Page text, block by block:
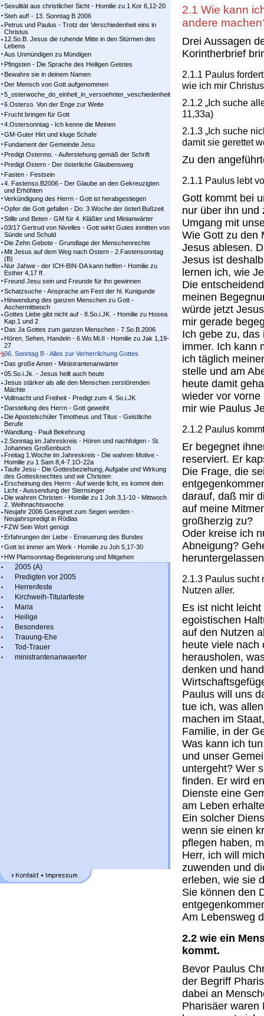
Sexulität aus christlicher Sicht - Homilie zu 1 Kor 6,12-20
Steh auf! - 13. Sonntag B 2006
Petrus und Paulus - Trotz der Verschiedenheit eins in
Christus
12.So.B. Jesus die ruhende Mitte in den Stürmen des
Lebens
Aus Unmündigen zu Mündigen
Pfingsten - Die Sprache des Heiligen Geistes
Bewahre sie in deinem Namen
Der Mensch von Gott aufgenommen
5_osterwoche_do_einheit_in_versoehnter_veschiedenheit
6.Osterso. Von der Enge zur Weite
Frucht bringen für Gott
4.Ostersonntag - Ich kenne die Meinen
GM-Guter Hirt und kluge Schafe
Fundament der Gemeinde Jesu
Predigt Ostermo. - Auferstehung gemäß der Schrift
Predigt Ostern - Der österliche Glaubensweg
Fasten - Festsein
4. Fastenso.B2006 - Der Glaube an den Gekreuzigten
und Erhöhten
Verkündigung des Herrn - Gott ist herabgestiegen
Opfer die Gott gefallen - Do. 3.Woche der österl.Bußzeit
Stille und Beten - GM für 4. Kläßler und Minianwärter
03/17 Gertrud von Nivelles - Gott wirkt Gutes inmitten von
Sünde und Schuld
Die Zehn Gebote - Grundlage der Menschenrechte
Mit Jesus auf dem Weg nach Ostern - 2.Fastensonntag
(B)
Nur Jahwe - der ICH-BIN-DA kann helfen - Homilie zu
Esther 4,17 ff.
Freund Jesu sein und Freunde für ihn gewinnen
Schatzsuche - Ansprache am Fest der hl. Kunigunde
Hinwendung des ganzen Menschen zu Gott -
Aschermittwoch
Gottes Liebe gibt nicht auf - 8.So.i.JK. - Homilie zu Hosea
Kap.1 und 2
Das Ja Gottes zum ganzen Menschen - 7.So.B.2006
Hören, Sehen, Handeln - 6.Wo.Mi.II - Homilie zu Jak 1,19-
27
06. Sonntag B - Alles zur Verherrlichung Gottes
Das große Amen - Ministrantenanwärter
05.So.i.Jk. - Jesus heilt auch heute
Jesus stärker als alle den Menschen zerstörenden
Mächte
Vollmacht und Freiheit - Predigt zum 4. So.i.JK
Darstellung des Herrn - Gott geweiht
Die Apostelschüler Timotheus und Titus - Geistliche
Berufe
Wandlung - Pauli Bekehrung
2.Sonntag im Jahreskreis - Hören und nachfolgen - St.
Johannes Großenbuch
Freitag 1.Woche im Jahreskreis - Die wahren Motive -
Homilie zu 1 Sam 8,4-7.1O-22a
Taufe Jesu - Die Gottesbeziehung, Aufgabe und Wirkung
des Gottesknechtes und wir Christen
Erscheinung des Herrn - Auf werde licht, es kommt dein
Licht - Aussendung der Sternsinger
Die wahren Christen - Homilie zu 1 Joh 3,1-10 - Mittwoch
2. Weihnachtswoche
Neujahr 2006 Gesegnet zum Segen werden -
Neujahrspredigt in Rödlas
FZW Sein Wort genügt
Erfahrungen der Liebe - Erneuerung des Bundes
Gott ist immer am Werk - Homilie zu Joh 5,17-30
HW Plamsonntag-Begeisterung und Mitgehen
2005 (A)
Predigten vor 2005
Herrenfeste
Kirchweih-Titularfeste
Maria
Heilige
Besonderes
Trauung-Ehe
Tod-Trauer
ministrantenanwaerter
2.1 Wie kann
andere
Drei Aussagen
Korintherbrief
2.1.1 Paulus
wie ich mir
2.1.2 „Ich suche
11,33a)
2.1.3 „Ich suche
damit sie gerettet
Zu den
2.1.1 Paulus lebt
Gott kommt bei
nur über ihn und
Umgang mit
Wie Gott zu den
Jesus ablesen.
Jesus ist
lernen ich, wie
Die
meinen
würde jetzt
mir gerade
Ich gebe zu, das
immer. Ich kann
ich täglich
stelle und am
heute damit
wieder vor vorne
mir wie Paulus
2.1.2 Paulus
Er begegnet
reserviert. Er
Die Frage, die
darauf, daß mir
auf meine
großherzig zu?
Oder kreise ich
Abneigung?
2.1.3 Paulus sucht
Nutzen aller.
Es ist nicht
egoistischen
auf den Nutzen
heute viele nach
herausholen,
denken und
Paulus will uns
tue ich, was
machen im
Familie, in der
Was kann ich
und unser
untergeht? Wer
finden. Er wird
Dienste eine
am Leben
Ein solcher
wenn sie einen
pflegen haben,
Herr, ich will
zuwenden und
erleben, wie sie
Sie können den
Am Lebensweg
2.2 wie ein
kommt.
Bevor Paulus
der Begriff
dabei an
Pharisäer waren